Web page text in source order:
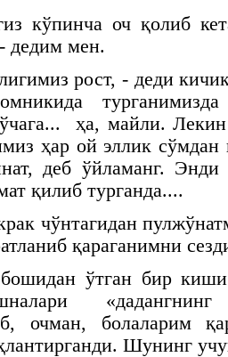
кўпинча оч қолиб
дедим мен.
рост, - деди
ҳа, майли.
ҳар ой эллик сўмдан
деб ўйламанг. Энди
қилиб турганда....
чўнтагидан
қараганимни
ўтган бир
«дадангнинг
очман, болаларим
Шунинг